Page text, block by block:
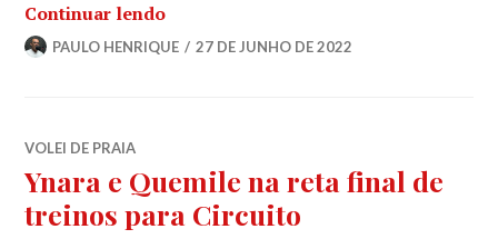
Continuar lendo
PAULO HENRIQUE 27 DE JUNHO DE 2022
VOLEI DE PRAIA
Ynara e Quemile na reta final de
treinos para Circuito